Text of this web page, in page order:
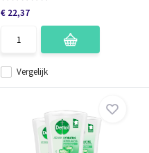
Vergelijk
€ 22,37